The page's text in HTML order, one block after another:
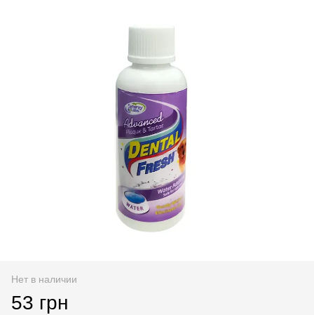
Нет в наличии
53 грн